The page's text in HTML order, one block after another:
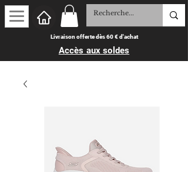
Livraison offerte dès 60 € d'achat
Accès aux soldes